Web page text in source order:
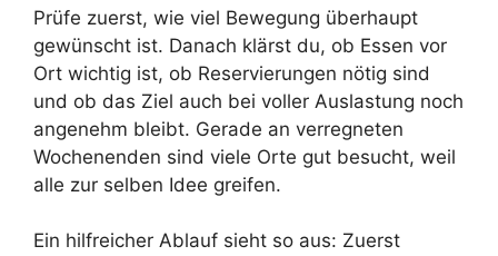
Prüfe zuerst, wie viel Bewegung überhaupt
gewünscht ist. Danach klärst du, ob Essen vor
Ort wichtig ist, ob Reservierungen nötig sind
und ob das Ziel auch bei voller Auslastung noch
angenehm bleibt. Gerade an verregneten
Wochenenden sind viele Orte gut besucht, weil
alle zur selben Idee greifen.
Ein hilfreicher Ablauf sieht so aus: Zuerst